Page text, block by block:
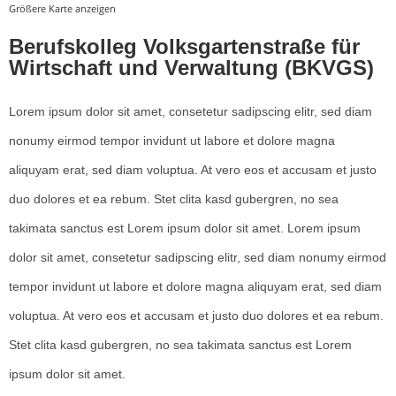
Größere Karte anzeigen
Berufskolleg Volksgartenstraße für
Wirtschaft und Verwaltung (BKVGS)
Lorem ipsum dolor sit amet, consetetur sadipscing elitr, sed diam
nonumy eirmod tempor invidunt ut labore et dolore magna
aliquyam erat, sed diam voluptua. At vero eos et accusam et justo
duo dolores et ea rebum. Stet clita kasd gubergren, no sea
takimata sanctus est Lorem ipsum dolor sit amet. Lorem ipsum
dolor sit amet, consetetur sadipscing elitr, sed diam nonumy eirmod
tempor invidunt ut labore et dolore magna aliquyam erat, sed diam
voluptua. At vero eos et accusam et justo duo dolores et ea rebum.
Stet clita kasd gubergren, no sea takimata sanctus est Lorem
ipsum dolor sit amet.